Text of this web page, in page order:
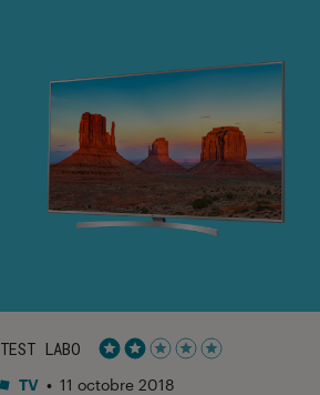
TEST LABO
Noté 2 étoiles sur 5
TV • 11 octobre 2018